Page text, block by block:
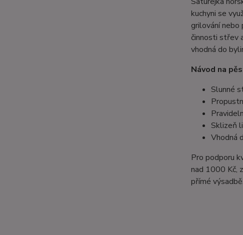
kuchyni se
grilování nebo
činnosti střev
vhodná do
Návod na
Slunné
Sklizeň
Vhodná
Pro podporu
nad 1000 Kč,
přímé výsadbě.